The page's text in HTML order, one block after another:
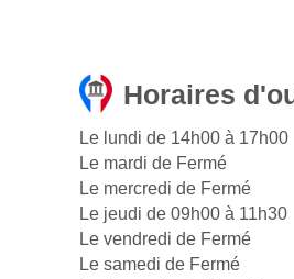
Horaires
Le lundi de 14h00 à 17h00
Le mardi de Fermé
Le mercredi de Fermé
Le jeudi de 09h00 à 11h30
Le vendredi de Fermé
Le samedi de Fermé